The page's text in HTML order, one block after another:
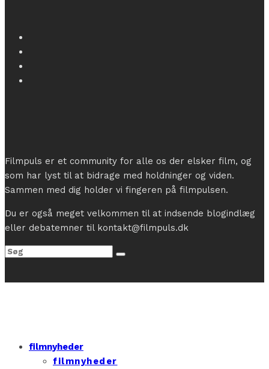
Filmpuls er et community for alle os der elsker film, og
som har lyst til at bidrage med holdninger og viden.
Sammen med dig holder vi fingeren på filmpulsen.
Du er også meget velkommen til at indsende blogindlæg
eller debatemner til kontakt@filmpuls.dk
filmnyheder
filmnyheder